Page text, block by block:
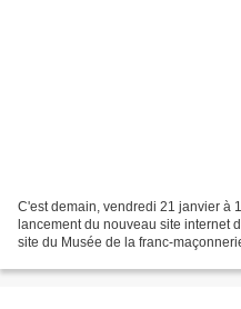
C'est demain, vendredi 21 janvier à
lancement du nouveau site internet
site du Musée de la franc-